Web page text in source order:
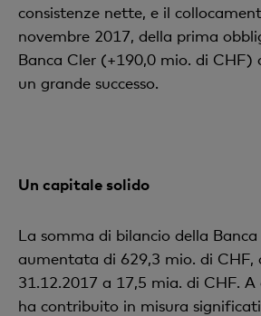
consistenze nette, e il
novembre 2017, della prima
Banca Cler (+190,0 mio. di CHF)
un grande successo.
Un capitale solido
La somma di bilancio della Banca
aumentata di 629,3 mio. di CHF,
31.12.2017 a 17,5 mia. di CHF.
ha contribuito in misura